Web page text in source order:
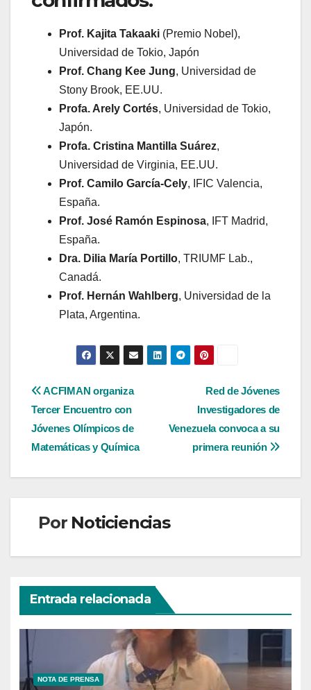
Prof. Kajita Takaaki (Premio Nobel),
Universidad de Tokio, Japón
Prof. Chang Kee Jung, Universidad de
Stony Brook, EE.UU.
Profa. Arely Cortés, Universidad de Tokio,
Japón.
Profa. Cristina Mantilla Suárez,
Universidad de Virginia, EE.UU.
Prof. Camilo García-Cely, IFIC Valencia,
España.
Prof. José Ramón Espinosa, IFT Madrid,
España.
Dra. Dilia María Portillo, TRIUMF Lab.,
Canadá.
Prof. Hernán Wahlberg, Universidad de la
Plata, Argentina.
Navegación
de
entradas
Red de Jóvenes
Investigadores de
Venezuela convoca a su
primera reunión
ACFIMAN organiza
Tercer Encuentro con
Jóvenes Olímpicos de
Matemáticas y Química
Por Noticiencias
Entrada relacionada
NOTA DE PRENSA